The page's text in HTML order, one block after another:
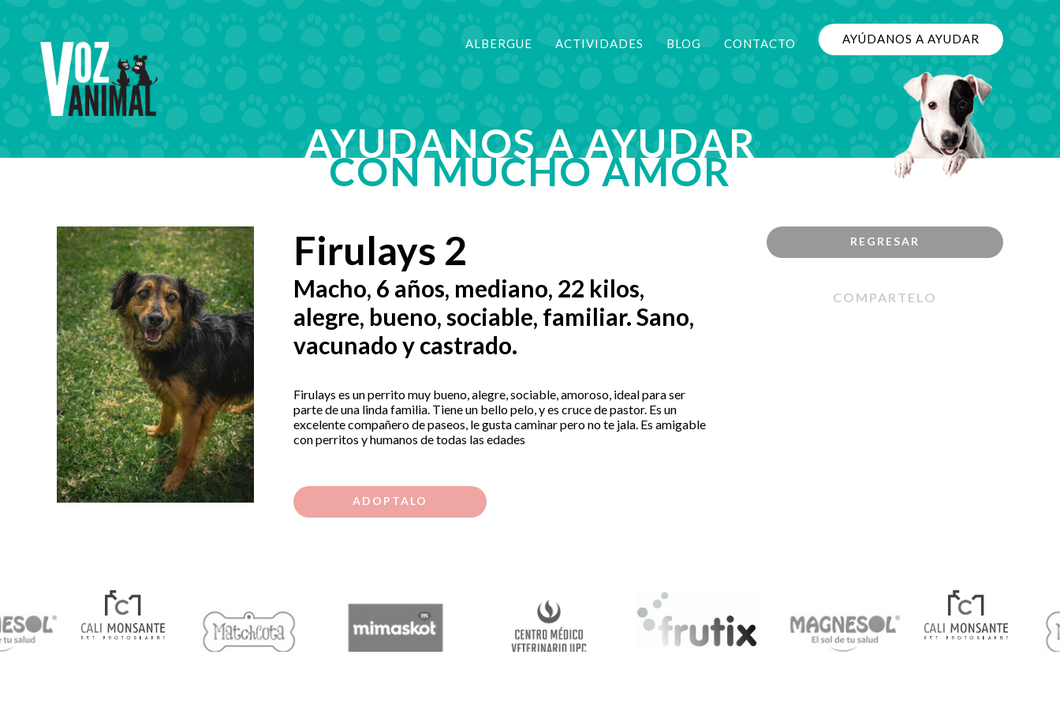
ALBERGUE ACTIVIDADES BLOG CONTACTO AYÚDANOS A AYUDAR
AYUDANOS A AYUDAR
CON MUCHO AMOR
Firulays 2
Macho, 6 años, mediano, 22 kilos,
alegre, bueno, sociable, familiar. Sano,
vacunado y castrado.
Firulays es un perrito muy bueno, alegre, sociable, amoroso, ideal para ser
parte de una linda familia. Tiene un bello pelo, y es cruce de pastor. Es un
excelente compañero de paseos, le gusta caminar pero no te jala. Es amigable
con perritos y humanos de todas las edades
ADOPTALO
REGRESAR
COMPARTELO